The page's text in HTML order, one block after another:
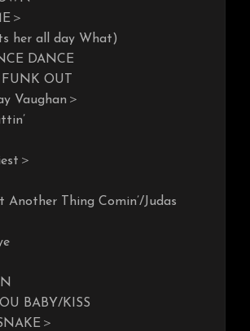
＞
her all day What)
DANCE
OUT
Vaughan＞
＞
Another Thing Comin’/Judas
BABY/KISS
＞